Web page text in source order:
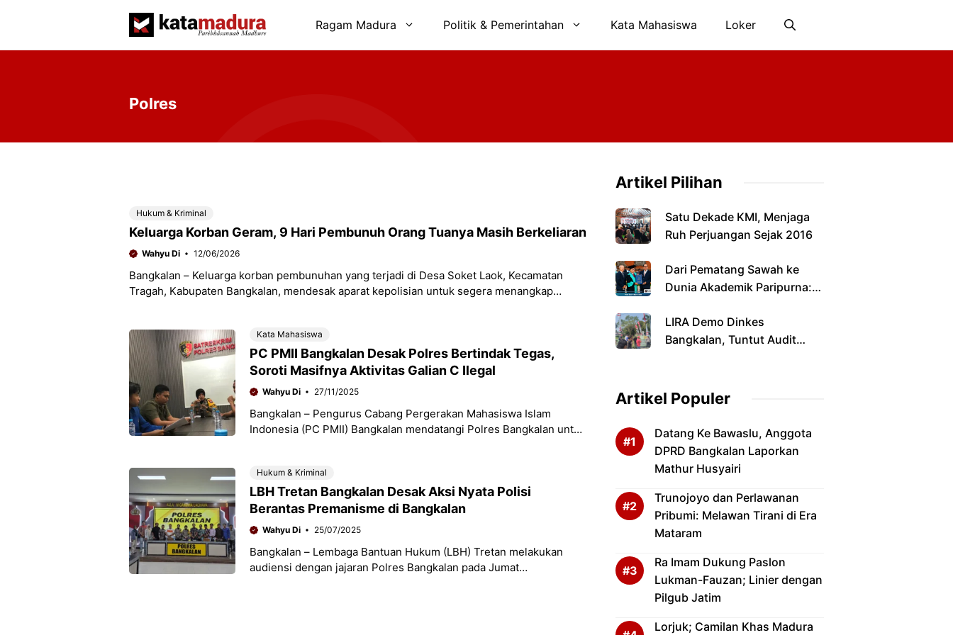
Ragam Madura Politik & Pemerintahan Kata Mahasiswa Loker
Polres
Hukum & Kriminal
Keluarga Korban Geram, 9 Hari Pembunuh Orang Tuanya Masih Berkeliaran
Wahyu Di 12/06/2026
Bangkalan – Keluarga korban pembunuhan yang terjadi di Desa Soket Laok, Kecamatan
Tragah, Kabupaten Bangkalan, mendesak aparat kepolisian untuk segera menangkap
Kata Mahasiswa
PC PMII Bangkalan Desak Polres Bertindak Tegas,
Soroti Masifnya Aktivitas Galian C Ilegal
Wahyu Di 27/11/2025
Bangkalan – Pengurus Cabang Pergerakan Mahasiswa Islam
Indonesia (PC PMII) Bangkalan mendatangi Polres Bangkalan untuk
Hukum & Kriminal
LBH Tretan Bangkalan Desak Aksi Nyata Polisi
Berantas Premanisme di Bangkalan
Wahyu Di 25/07/2025
Bangkalan – Lembaga Bantuan Hukum (LBH) Tretan melakukan
audiensi dengan jajaran Polres Bangkalan pada Jumat
Artikel Pilihan
Satu Dekade KMI, Menjaga
Ruh Perjuangan Sejak 2016
Dari Pematang Sawah ke
Dunia Akademik Paripurna:
yang Menyandang Gelar
Doktor
LIRA Demo Dinkes
Bangkalan, Tuntut Audit
Artikel Populer
Datang Ke Bawaslu, Anggota
DPRD Bangkalan Laporkan
Mathur Husyairi
Trunojoyo dan Perlawanan
Pribumi: Melawan Tirani di Era
Mataram
Ra Imam Dukung Paslon
Lukman-Fauzan; Linier dengan
Pilgub Jatim
Lorjuk; Camilan Khas Madura